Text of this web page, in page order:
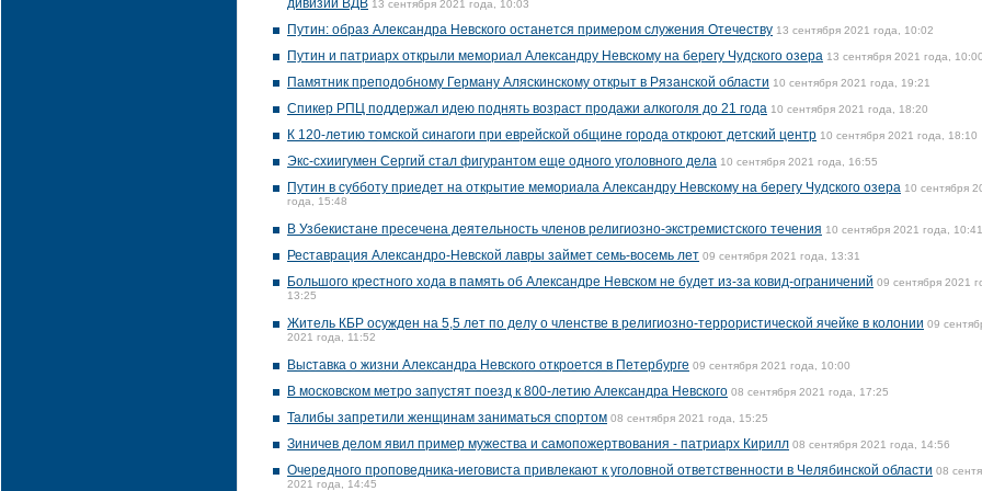
дивизии ВДВ 13 сентября 2021 года, 10:03
Путин: образ Александра Невского останется примером служения Отечеству 13 сентября 2021 года, 10:02
Путин и патриарх открыли мемориал Александру Невскому на берегу Чудского озера 13 сентября 2021 года, 10:00
Памятник преподобному Герману Аляскинскому открыт в Рязанской области 10 сентября 2021 года, 19:21
Спикер РПЦ поддержал идею поднять возраст продажи алкоголя до 21 года 10 сентября 2021 года, 18:20
К 120-летию томской синагоги при еврейской общине города откроют детский центр 10 сентября 2021 года, 18:10
Экс-схиигумен Сергий стал фигурантом еще одного уголовного дела 10 сентября 2021 года, 16:55
Путин в субботу приедет на открытие мемориала Александру Невскому на берегу Чудского озера 10 сентября
года, 15:48
В Узбекистане пресечена деятельность членов религиозно-экстремистского течения 10 сентября 2021 года, 10:41
Реставрация Александро-Невской лавры займет семь-восемь лет 09 сентября 2021 года, 13:31
Большого крестного хода в память об Александре Невском не будет из-за ковид-ограничений 09 сентября 2021
13:25
Житель КБР осужден на 5,5 лет по делу о членстве в религиозно-террористической ячейке в колонии 09
2021 года, 11:52
Выставка о жизни Александра Невского откроется в Петербурге 09 сентября 2021 года, 10:00
В московском метро запустят поезд к 800-летию Александра Невского 08 сентября 2021 года, 17:25
Талибы запретили женщинам заниматься спортом 08 сентября 2021 года, 15:25
Зиничев делом явил пример мужества и самопожертвования - патриарх Кирилл 08 сентября 2021 года, 14:56
Очередного проповедника-иеговиста привлекают к уголовной ответственности в Челябинской области 08
2021 года, 14:45